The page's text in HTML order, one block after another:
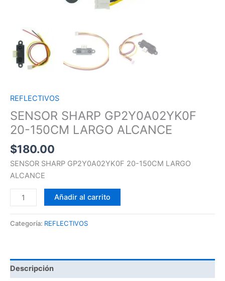
REFLECTIVOS
SENSOR SHARP GP2Y0A02YK0F
20-150CM LARGO ALCANCE
$180.00
SENSOR SHARP GP2Y0A02YK0F 20-150CM LARGO
ALCANCE
Añadir al carrito
Categoría: REFLECTIVOS
Descripción